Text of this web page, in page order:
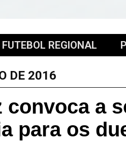
FUTEBOL REGIONAL
DE 2016
convoca a
para os